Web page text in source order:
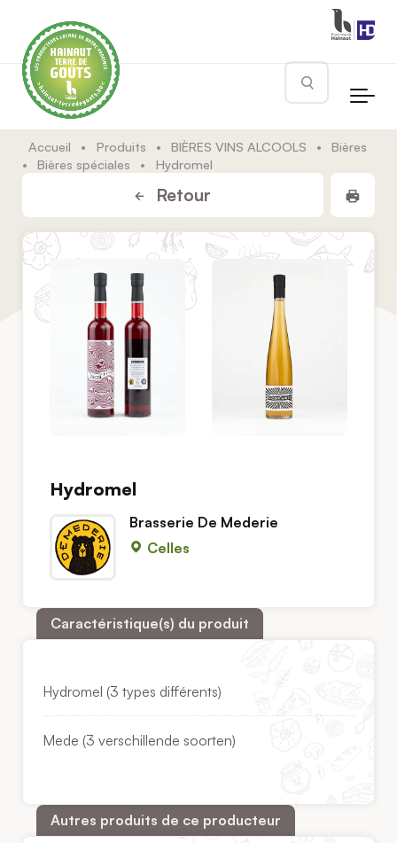
Rechercher
Accueil • Produits • BIÈRES VINS ALCOOLS •
Bières
•
Bières spéciales • Hydromel
Retour
Hydromel
Brasserie De Mederie
Celles
Caractéristique(s) du produit
Hydromel (3 types différents)
Mede (3 verschillende soorten)
Autres produits de ce producteur